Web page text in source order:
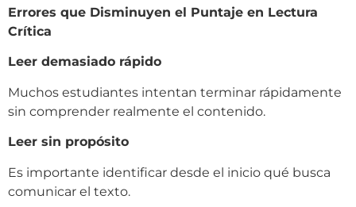
Errores que Disminuyen el Puntaje en Lectura
Crítica
Leer demasiado rápido
Muchos estudiantes intentan terminar rápidamente
sin comprender realmente el contenido.
Leer sin propósito
Es importante identificar desde el inicio qué busca
comunicar el texto.